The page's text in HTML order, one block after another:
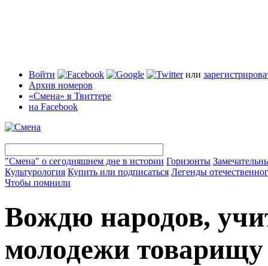
Войти или
Архив номеров
«Смена» в Твиттере
на Facebook
"Смена" о сегодняшнем дне в истории Горизонты
Культурология Купить или подписаться Легенды
Чтобы помнили
Вождю народов,
молодежи